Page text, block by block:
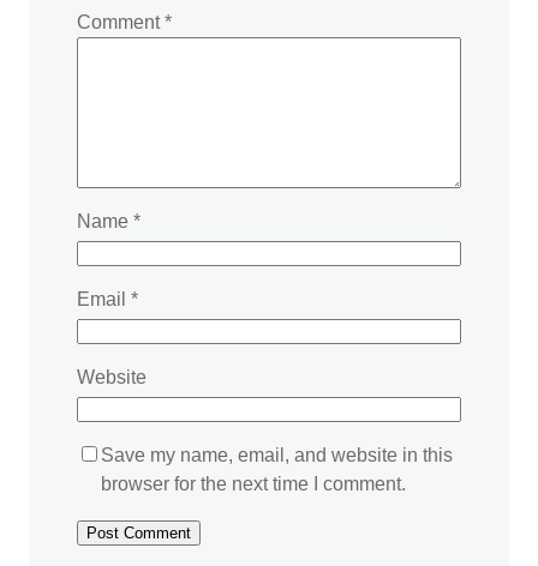
Comment*
Name *
Email *
Website
Save my name, email, and website in this
browser for the next time I comment.